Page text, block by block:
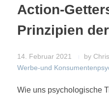
Action-
Prinzipien
14. Februar 2021 by
Werbe-und
Wie uns psychologische